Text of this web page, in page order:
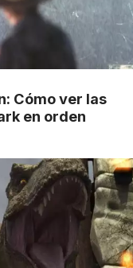
Cómo ver las
en orden